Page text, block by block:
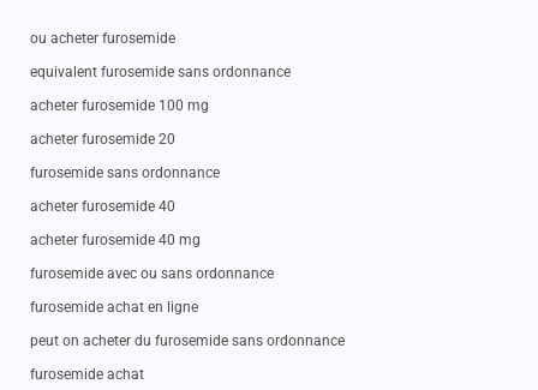
ou acheter furosemide
equivalent furosemide sans ordonnance
acheter furosemide 100 mg
acheter furosemide 20
furosemide sans ordonnance
acheter furosemide 40
acheter furosemide 40 mg
furosemide avec ou sans ordonnance
furosemide achat en ligne
peut on acheter du furosemide sans ordonnance
furosemide achat